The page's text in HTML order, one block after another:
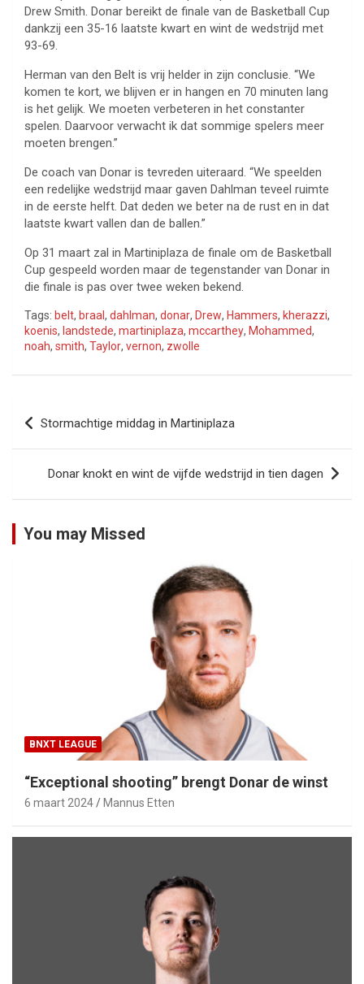
Drew Smith. Donar bereikt de finale van de Basketball Cup
dankzij een 35-16 laatste kwart en wint de wedstrijd met
93-69.
Herman van den Belt is vrij helder in zijn conclusie. “We
komen te kort, we blijven er in hangen en 70 minuten lang
is het gelijk. We moeten verbeteren in het constanter
spelen. Daarvoor verwacht ik dat sommige spelers meer
moeten brengen.”
De coach van Donar is tevreden uiteraard. “We speelden
een redelijke wedstrijd maar gaven Dahlman teveel ruimte
in de eerste helft. Dat deden we beter na de rust en in dat
laatste kwart vallen dan de ballen.”
Op 31 maart zal in Martiniplaza de finale om de Basketball
Cup gespeeld worden maar de tegenstander van Donar in
die finale is pas over twee weken bekend.
Tags: belt, braal, dahlman, donar, Drew, Hammers, kherazzi,
koenis, landstede, martiniplaza, mccarthey, Mohammed,
noah, smith, Taylor, vernon, zwolle
Bericht
navigatie
Stormachtige middag in Martiniplaza
Donar knokt en wint de vijfde wedstrijd in tien dagen
You may Missed
BNXT LEAGUE
“Exceptional shooting” brengt Donar de winst
6 maart 2024 Mannus Etten